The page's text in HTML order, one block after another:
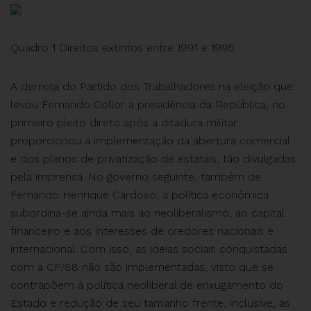
Quadro 1 Direitos extintos entre 1991 e 1995
A derrota do Partido dos Trabalhadores na eleição que
levou Fernando Collor à presidência da República, no
primeiro pleito direto após a ditadura militar
proporcionou a implementação da abertura comercial
e dos planos de privatização de estatais, tão divulgadas
pela imprensa. No governo seguinte, também de
Fernando Henrique Cardoso, a política econômica
subordina-se ainda mais ao neoliberalismo, ao capital
financeiro e aos interesses de credores nacionais e
internacional. Com isso, as ideias sociais conquistadas
com a CF/88 não são implementadas, visto que se
contrapõem à política neoliberal de enxugamento do
Estado e redução de seu tamanho frente, inclusive, às